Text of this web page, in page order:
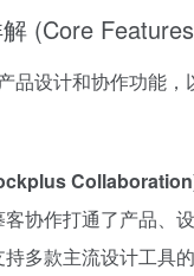
(Core
品设计和协作功能，
协作打通了产品、
多款主流设计工具